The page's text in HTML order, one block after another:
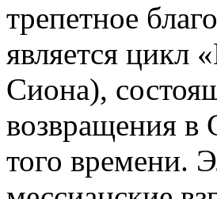
трепетное
является
Сиона),
возвращения в
того времени.